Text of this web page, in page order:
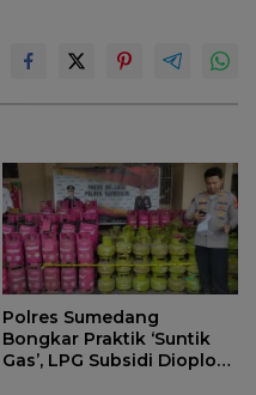
Polres Sumedang
Bongkar Praktik ‘Suntik
Gas’, LPG Subsidi Dioplos